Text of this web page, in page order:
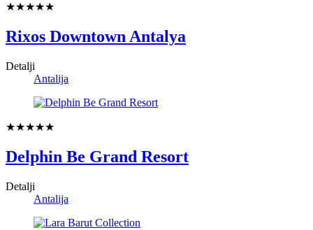
★★★★★
Rixos Downtown Antalya
Detalji
Antalija
★★★★★
Delphin Be Grand Resort
Detalji
Antalija